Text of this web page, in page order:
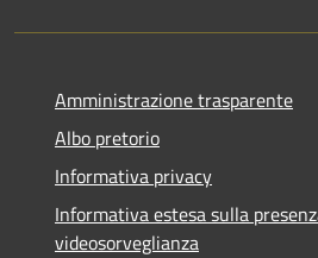
Amministrazione trasparente
Albo pretorio
Informativa privacy
Informativa estesa sulla
videosorveglianza